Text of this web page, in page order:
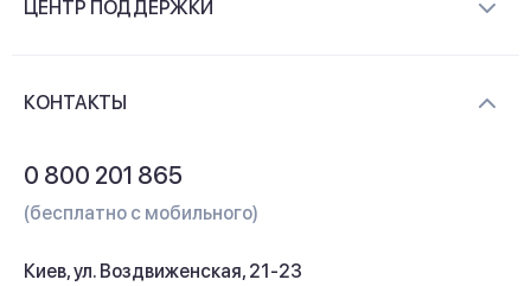
Контакты
ЦЕНТР ПОДДЕРЖКИ
КОНТАКТЫ
0 800 201 865
(бесплатно с мобильного)
Киев, ул. Воздвиженская, 21-23